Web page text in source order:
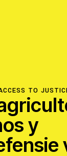
captura
TO
y